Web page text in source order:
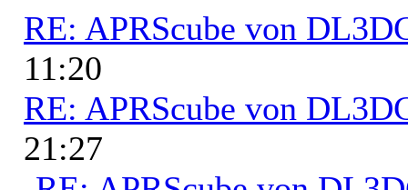
RE: APRScube von
11:20
RE: APRScube von
21:27